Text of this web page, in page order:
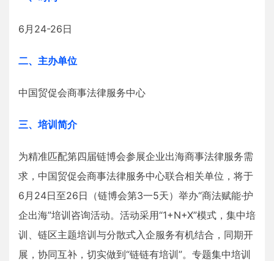
6月24-26日
二、主办单位
中国贸促会商事法律服务中心
三、培训简介
为精准匹配第四届链博会参展企业出海商事法律服务需
求，中国贸促会商事法律服务中心联合相关单位，将于
6月24日至26日（链博会第3一5天）举办“商法赋能·护
企出海”培训咨询活动。活动采用“1+N+X”模式，集中培
训、链区主题培训与分散式入企服务有机结合，同期开
展，协同互补，切实做到“链链有培训”。专题集中培训